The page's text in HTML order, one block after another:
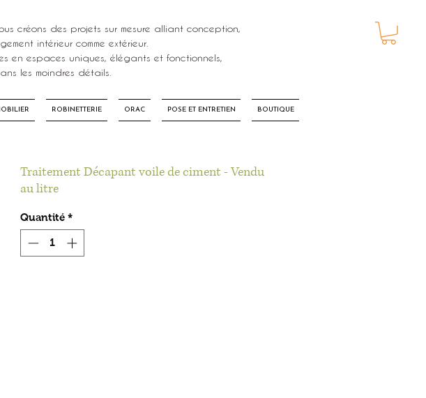
créons des projets sur mesure alliant conception,
intérieur comme extérieur.
en espaces uniques, élégants et fonctionnels,
les moindres détails.
ROBINETTERIE ORAC POSE ET ENTRETIEN BOUTIQUE
Traitement Décapant voile de ciment - Vendu
au litre
Quantité *